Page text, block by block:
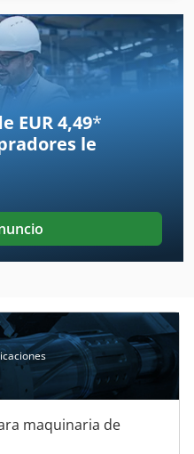
EUR 4,49*
le
maquinaria de